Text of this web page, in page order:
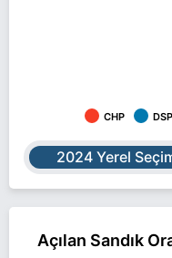
CHP DSP
2024 Yerel
Açılan Sandık